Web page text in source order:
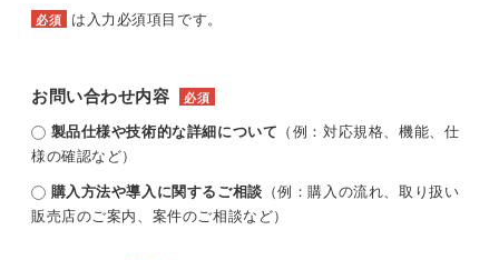
必須 は入力必須項目です。
お問い合わせ内容 必須
製品仕様や技術的な詳細について （例：対応規格、機能、仕
様の確認など）
購入方法や導入に関するご相談 （例：購入の流れ、取り扱い
販売店のご案内、案件のご相談など）